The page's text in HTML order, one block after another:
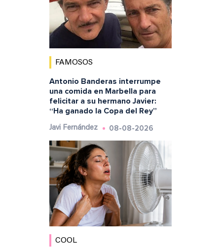
FAMOSOS
Antonio Banderas interrumpe
una comida en Marbella para
felicitar a su hermano Javier:
“Ha ganado la Copa del Rey”
Javi Fernández 08-08-2026
COOL